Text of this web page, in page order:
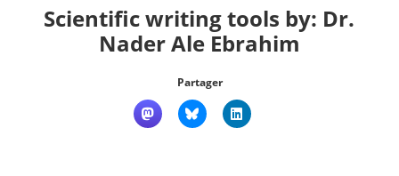
Scientific writing tools by: Dr.
Nader Ale Ebrahim
Partager